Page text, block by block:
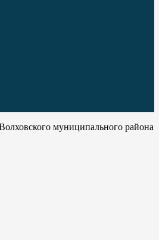
муниципального района